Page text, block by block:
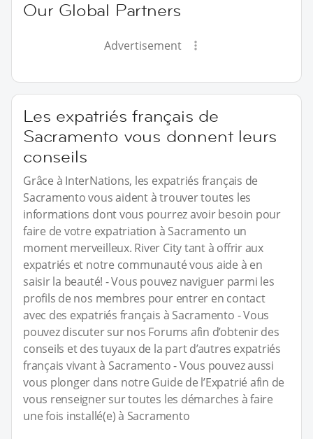
Our Global Partners
Advertisement
Les expatriés français de
Sacramento vous donnent leurs
conseils
Grâce à InterNations, les expatriés français de
Sacramento vous aident à trouver toutes les
informations dont vous pourrez avoir besoin pour
faire de votre expatriation à Sacramento un
moment merveilleux. River City tant à offrir aux
expatriés et notre communauté vous aide à en
saisir la beauté! - Vous pouvez naviguer parmi les
profils de nos membres pour entrer en contact
avec des expatriés français à Sacramento - Vous
pouvez discuter sur nos Forums afin d’obtenir des
conseils et des tuyaux de la part d’autres expatriés
français vivant à Sacramento - Vous pouvez aussi
vous plonger dans notre Guide de l’Expatrié afin de
vous renseigner sur toutes les démarches à faire
une fois installé(e) à Sacramento